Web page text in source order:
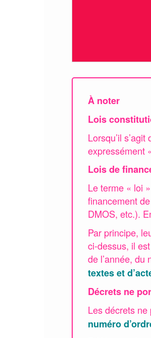
À noter
Lois
Lorsqu’il
expressément
Lois de
Le terme « loi
financement
DMOS, etc.).
Par principe,
ci-dessus, il
de l’année,
textes et
Décrets ne
Les décrets
numéro